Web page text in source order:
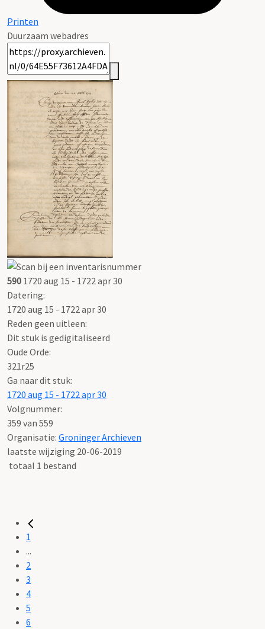
Printen
Duurzaam webadres
590 1720 aug 15 - 1722 apr 30
Datering:
1720 aug 15 - 1722 apr 30
Reden geen uitleen:
Dit stuk is gedigitaliseerd
Oude Orde:
321r25
Ga naar dit stuk:
1720 aug 15 - 1722 apr 30
Volgnummer:
359 van 559
Organisatie: Groninger Archieven
laatste wijziging 20-06-2019
totaal 1 bestand
1
...
2
3
4
5
6